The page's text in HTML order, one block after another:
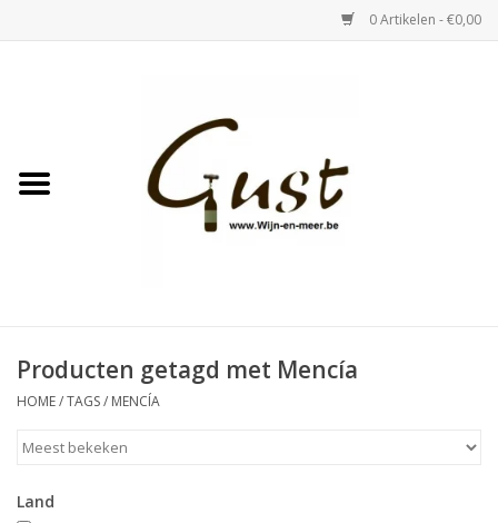
0 Artikelen - €0,00
Witte wijn
Bubbels & Vermout
Producten getagd met Mencía
HOME/TAGS/ MENCÍA
Land